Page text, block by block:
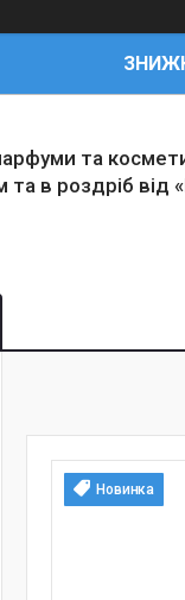
та
та в роздріб від
Новинка